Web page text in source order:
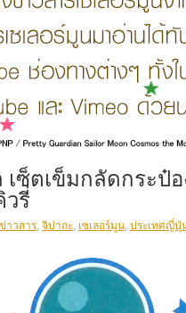
ตเข็มกลัดกระป๋อง
วรี่
ข่าวสาร, จิปาถะ, เซเลอร์มูน, ประเทศญี่ปุ่